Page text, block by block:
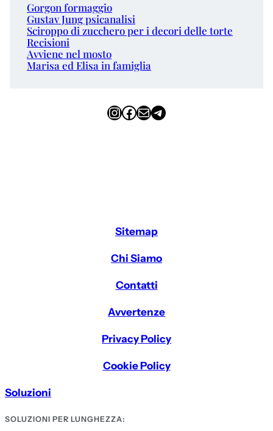
Gorgon formaggio
Gustav Jung psicanalisi
Sciroppo di zucchero per i decori delle torte
Recisioni
Avviene nel mosto
Marisa ed Elisa in famiglia
InstagramFacebook Email Telegram
Sitemap
Chi Siamo
Contatti
Avvertenze
Privacy Policy
Cookie Policy
Soluzioni
SOLUZIONI PER LUNGHEZZA: